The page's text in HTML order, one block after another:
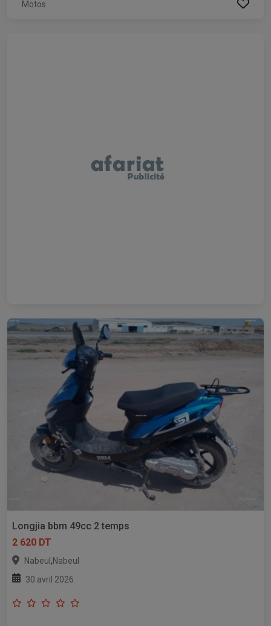
Motos
Longjia bbm 49cc 2 temps
2 620 DT
Nabeul,Nabeul
30 avril 2026